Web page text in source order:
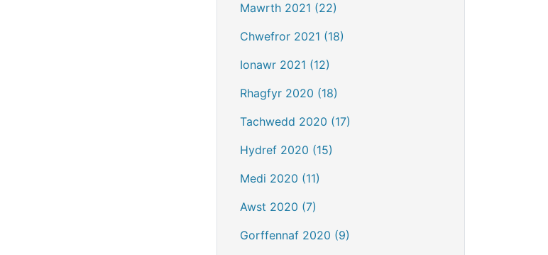
Mawrth 2021 (22)
Chwefror 2021 (18)
Ionawr 2021 (12)
Rhagfyr 2020 (18)
Tachwedd 2020 (17)
Hydref 2020 (15)
Medi 2020 (11)
Awst 2020 (7)
Gorffennaf 2020 (9)